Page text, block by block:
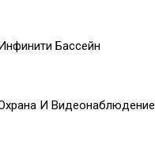
Бассейн
И Видеонаблюдение